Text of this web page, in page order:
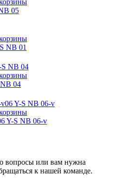
05
NB 01
04
Y-S NB 06-v
вопросы или вам нужна
к нашей команде.